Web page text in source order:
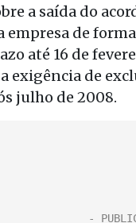
a saída do
empresa de
até 16 de
exigência de
julho de 2008.